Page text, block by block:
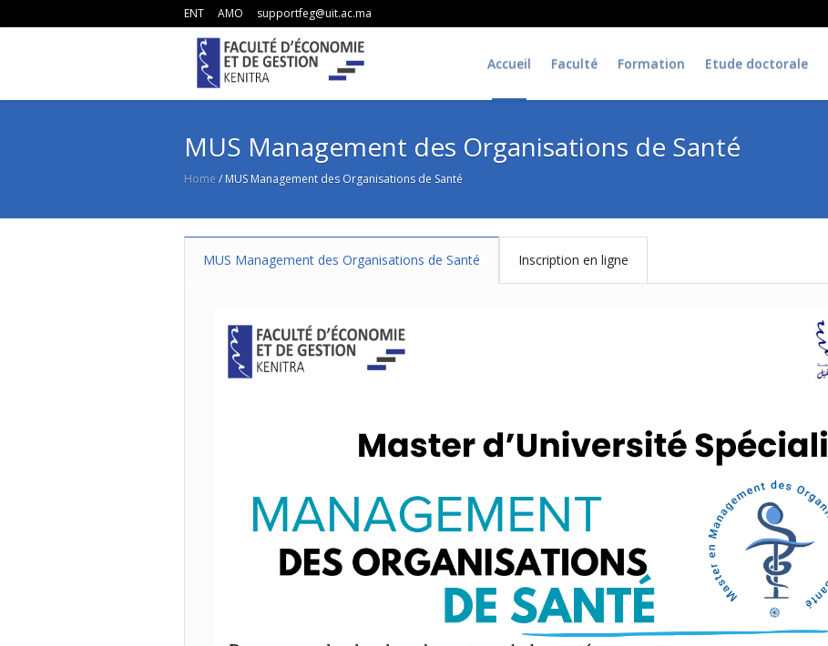
ENT AMO supportfeg@uit.ac.ma
Accueil Faculté Formation Etude doctorale
MUS Management des Organisations de Santé
Home / MUS Management des Organisations de Santé
MUS Management des Organisations de Santé Inscription en ligne